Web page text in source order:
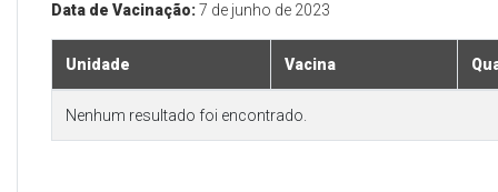
Data de Vacinação:7 de junho de 2023
Unidade Vacina
Nenhum resultado foi encontrado.